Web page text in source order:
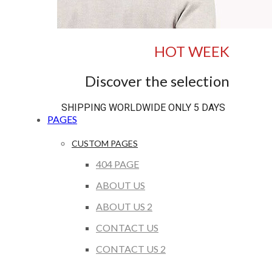
HOT WEEK
Discover the selection
SHIPPING WORLDWIDE ONLY 5 DAYS
PAGES
CUSTOM PAGES
404 PAGE
ABOUT US
ABOUT US 2
CONTACT US
CONTACT US 2